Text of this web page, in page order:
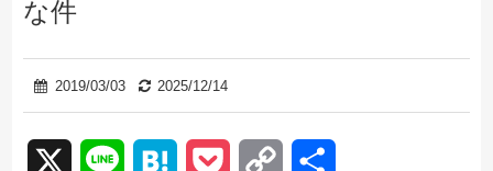
な件
2019/03/03 2025/12/14
Line Hatena Pocket Copy